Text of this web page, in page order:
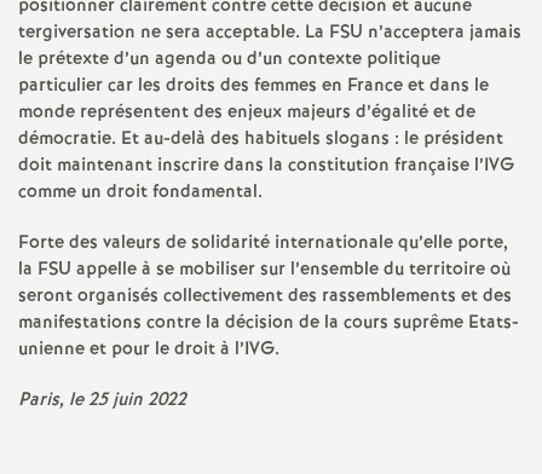
s
e
i
g
n
positionner clairement contre cette décision et aucune
tergiversation ne sera acceptable. La FSU n’acceptera jamais
le prétexte d’un agenda ou d’un contexte politique
particulier car les droits des femmes en France et dans le
monde représentent des enjeux majeurs d’égalité et de
démocratie. Et au-delà des habituels slogans : le président
doit maintenant inscrire dans la constitution française l’IVG
comme un droit fondamental.
Forte des valeurs de solidarité internationale qu’elle porte,
la FSU appelle à se mobiliser sur l’ensemble du territoire où
seront organisés collectivement des rassemblements et des
manifestations contre la décision de la cours suprême Etats-
unienne et pour le droit à l’IVG.
Paris, le 25 juin 2022